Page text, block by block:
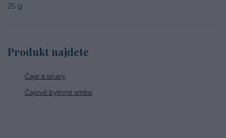
25 g
Produkt najdete
Čaje a sirupy
Čajové bylinné směsi